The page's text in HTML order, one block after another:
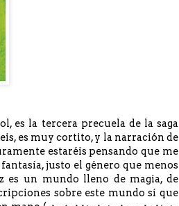
es la tercera precuela de la saga
es muy cortito, y la narración de
estaréis pensando que me
justo el género que menos
es un mundo lleno de magia, de
sobre este mundo sí que